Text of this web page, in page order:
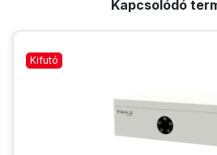
Kapcsolódó
Kifutó